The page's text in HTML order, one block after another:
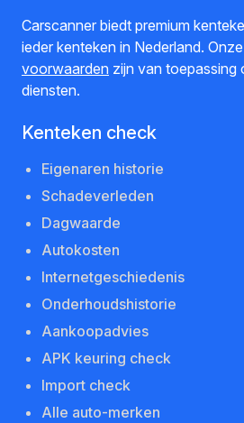
Carscanner biedt premium
ieder kenteken in Nederland. Onze
voorwaarden zijn van toepassing
diensten.
Kenteken check
Eigenaren historie
Schadeverleden
Dagwaarde
Autokosten
Internetgeschiedenis
Onderhoudshistorie
Aankoopadvies
APK keuring check
Import check
Alle auto-merken